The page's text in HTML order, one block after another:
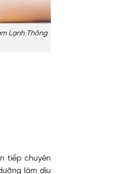
Lạnh Thông
tiếp chuyên
làm dịu